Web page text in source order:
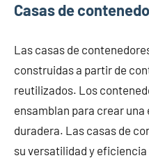
Casas de
Las casas de
construidas a partir de
reutilizados. Los
ensamblan para crear
duradera. Las casas de
su versatilidad y